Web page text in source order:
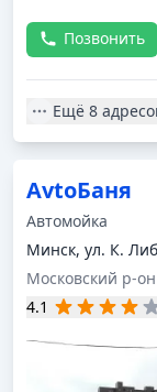
Позвонить
Ещё 8
AvtoБаня
Автомойка
Минск, ул. К.
Московский р-он
4.1